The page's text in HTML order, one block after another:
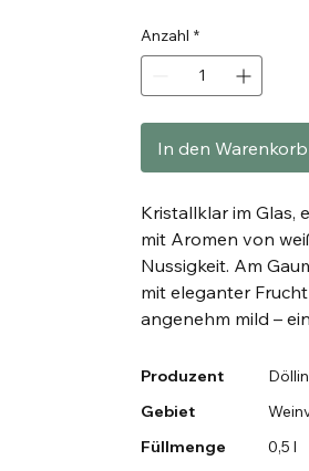
pro
1
Anzahl *
In den Warenkorb
Kristallklar im Glas,
mit Aromen von
Nussigkeit. Am
mit eleganter
angenehm mild –
Produzent
Gebiet
Füllmenge
0,5 l